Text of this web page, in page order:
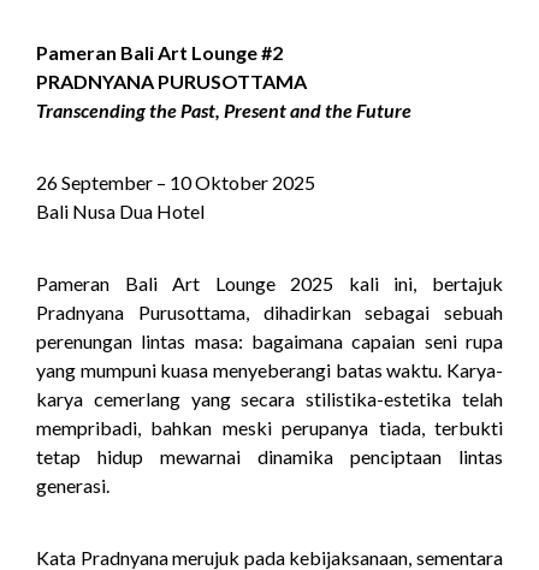
Pameran Bali Art Lounge #2
PRADNYANA PURUSOTTAMA
Transcending the Past, Present and the Future
26 September – 10 Oktober 2025
Bali Nusa Dua Hotel
Pameran Bali Art Lounge 2025 kali ini, bertajuk
Pradnyana Purusottama, dihadirkan sebagai sebuah
perenungan lintas masa: bagaimana capaian seni rupa
yang mumpuni kuasa menyeberangi batas waktu. Karya-
karya cemerlang yang secara stilistika-estetika telah
mempribadi, bahkan meski perupanya tiada, terbukti
tetap hidup mewarnai dinamika penciptaan lintas
generasi.
Kata Pradnyana merujuk pada kebijaksanaan, sementara